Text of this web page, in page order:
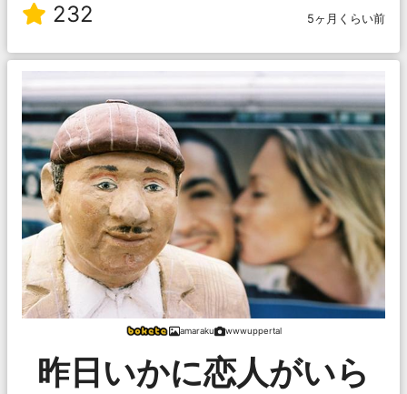
232 5ヶ月くらい前
amaraku wwwuppertal
昨日いかに恋人がいら